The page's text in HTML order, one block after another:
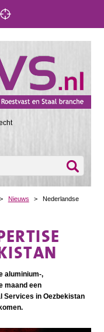
> Nieuws >
Nederlandse
aluminium-,
maand een
Services in Oezbekistan